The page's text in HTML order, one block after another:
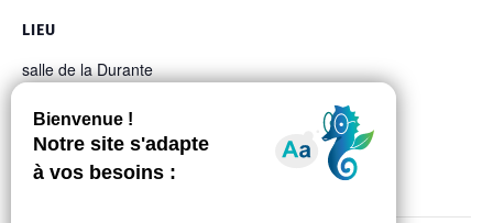
LIEU
salle de la Durante
Auzeville-Tolosane
+ Google Map
Téléphone
05 61 73 56 02